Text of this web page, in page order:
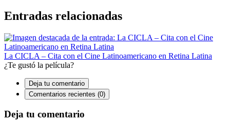
Entradas relacionadas
La CICLA – Cita con el Cine Latinoamericano en Retina Latina
¿Te gustó la película?
Deja tu comentario
Comentarios recientes (0)
Deja tu comentario